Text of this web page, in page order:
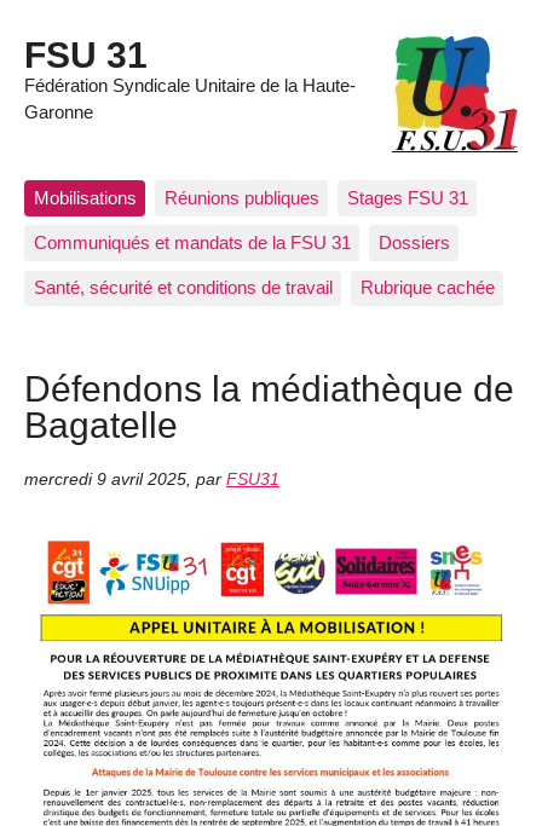
FSU 31
Fédération Syndicale Unitaire de la Haute-
Garonne
Mobilisations Réunions publiques Stages FSU 31
Communiqués et mandats de la FSU 31 Dossiers
Santé, sécurité et conditions de travail Rubrique cachée
Défendons la médiathèque de
Bagatelle
mercredi 9 avril 2025 par FSU31